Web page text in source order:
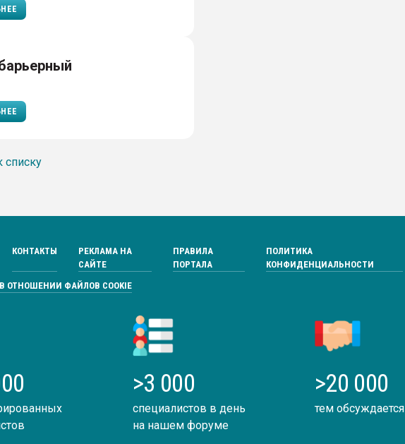
списку
КОНТАКТЫ
РЕКЛАМА НА
САЙТЕ
ПРАВИЛА
ПОРТАЛА
ПОЛИТИКА
КОНФИДЕНЦИАЛЬНОСТИ
ОТНОШЕНИИ ФАЙЛОВ COOKIE
>3 000
специалистов в день
на нашем форуме
>20 000
тем обсуждается